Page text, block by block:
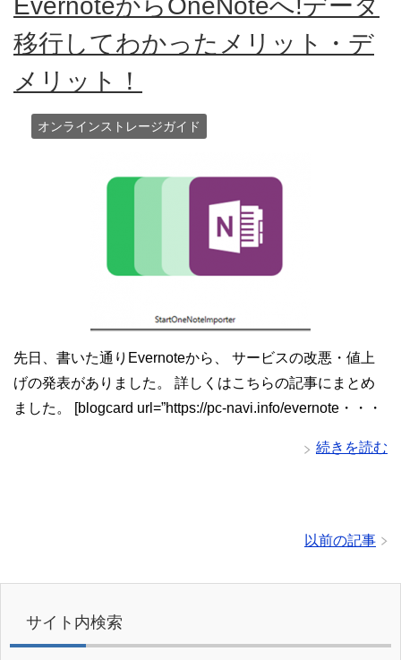
移行してわかったメリット・デ
メリット！
オンラインストレージガイド
先日、書いた通りEvernoteから、 サービスの改悪・値上
げの発表がありました。 詳しくはこちらの記事にまとめ
ました。 [blogcard url=”https://pc-navi.info/evernote・・・
続きを読む
以前の記事
サイト内検索